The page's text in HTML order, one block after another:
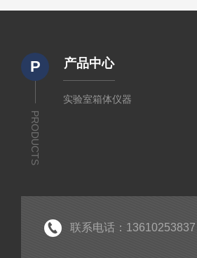
P
PRODUCTS
产品中心
实验室箱体仪器
联系电话：13610253837